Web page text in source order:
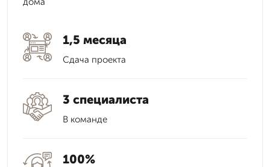
1,5 месяца
Сдача проекта
3 специалиста
В команде
100%